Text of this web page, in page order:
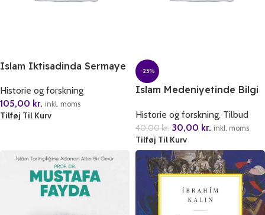
Islam Iktisadinda Sermaye
Historie og forskning
105,00 kr. inkl. moms
Tilføj Til Kurv
-25%
Islam Medeniyetinde Bilgi
Historie og forskning, Tilbud
40,00kr. 30,00 kr. inkl. moms
Tilføj Til Kurv